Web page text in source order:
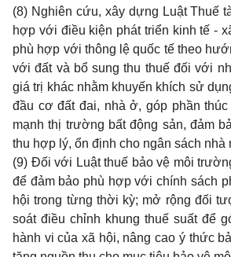
(8) Nghiên cứu, xây dựng Luật Thuế
hợp với điều kiện phát triển kinh tế -
phù hợp với thông lệ quốc tế theo
với đất và bổ sung thu thuế đối với
giá trị khác nhằm khuyến khích sử
đầu cơ đất đai, nhà ở, góp phần
mạnh thị trường bất động sản, đảm
thu hợp lý, ổn định cho ngân sách nhà
(9) Đối với Luật thuế bảo vệ môi
để đảm bảo phù hợp với chính sách
hội trong từng thời kỳ; mở rộng đối
soát điều chỉnh khung thuế suất để
hành vi của xã hội, nâng cao ý thức